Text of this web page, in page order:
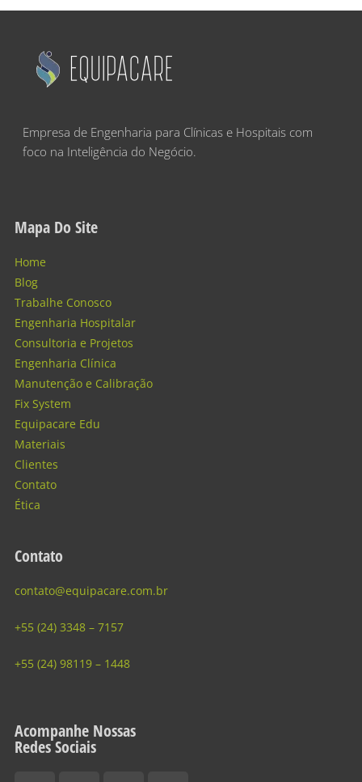
Empresa de Engenharia para Clínicas e Hospitais com
foco na Inteligência do Negócio.
Mapa Do Site
Home
Blog
Trabalhe Conosco
Engenharia Hospitalar
Consultoria e Projetos
Engenharia Clínica
Manutenção e Calibração
Fix System
Equipacare Edu
Materiais
Clientes
Contato
Ética
Contato
contato@equipacare.com.br
+55 (24) 3348 – 7157
+55 (24) 98119 – 1448
Acompanhe Nossas
Redes Sociais